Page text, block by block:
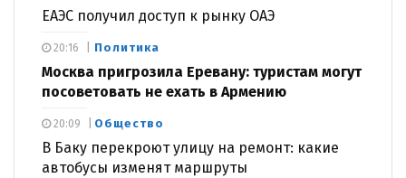
ЕАЭС получил доступ к рынку ОАЭ
Политика
Москва пригрозила Еревану: туристам могут
посоветовать не ехать в Армению
20:16
Общество
В Баку перекроют улицу на ремонт: какие
автобусы изменят маршруты
20:09